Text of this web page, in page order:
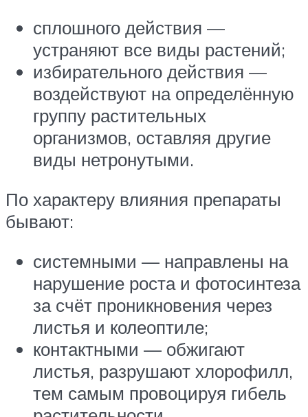
сплошного действия —
устраняют все виды растений;
избирательного действия —
воздействуют на определённую
группу растительных
организмов, оставляя другие
виды нетронутыми.
По характеру влияния препараты
бывают:
системными — направлены на
нарушение роста и фотосинтеза
за счёт проникновения через
листья и колеоптиле;
контактными — обжигают
листья, разрушают хлорофилл,
тем самым провоцируя гибель